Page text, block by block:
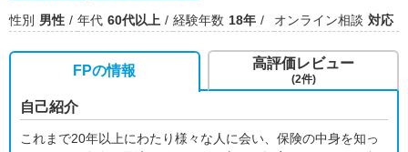
性別 男性 年代 60代以上 経験年数 18年 オンライン相談 対応
FPの情報
自己紹介
これまで20年以上にわたり様々な人に会い、保険の中身を知っ
高評価レビュー
(2件)